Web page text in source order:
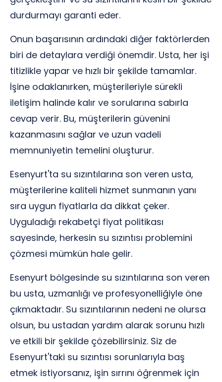
durdurmayı garanti eder.
Onun başarısının ardındaki diğer faktörlerden
biri de detaylara verdiği önemdir. Usta, her işi
titizlikle yapar ve hızlı bir şekilde tamamlar.
İşine odaklanırken, müşterileriyle sürekli
iletişim halinde kalır ve sorularına sabırla
cevap verir. Bu, müşterilerin güvenini
kazanmasını sağlar ve uzun vadeli
memnuniyetin temelini oluşturur.
Esenyurt'ta su sızıntılarına son veren usta,
müşterilerine kaliteli hizmet sunmanın yanı
sıra uygun fiyatlarla da dikkat çeker.
Uyguladığı rekabetçi fiyat politikası
sayesinde, herkesin su sızıntısı problemini
çözmesi mümkün hale gelir.
Esenyurt bölgesinde su sızıntılarına son veren
bu usta, uzmanlığı ve profesyonelliğiyle öne
çıkmaktadır. Su sızıntılarının nedeni ne olursa
olsun, bu ustadan yardım alarak sorunu hızlı
ve etkili bir şekilde çözebilirsiniz. Siz de
Esenyurt'taki su sızıntısı sorunlarıyla baş
etmek istiyorsanız, işin sırrını öğrenmek için